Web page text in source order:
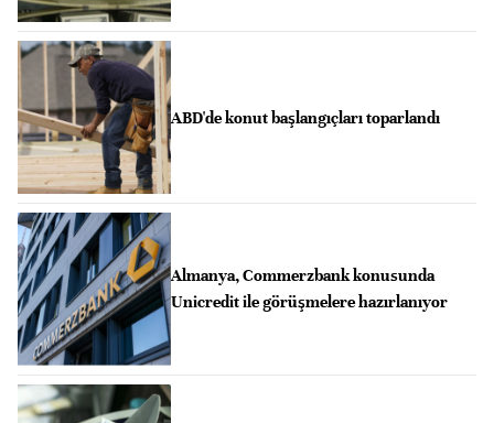
ABD'de konut başlangıçları toparlandı
Almanya, Commerzbank konusunda
Unicredit ile görüşmelere hazırlanıyor